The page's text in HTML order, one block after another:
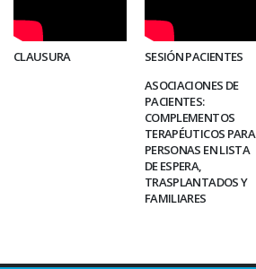
CLAUSURA
SESIÓN PACIENTES
ASOCIACIONES DE
PACIENTES:
COMPLEMENTOS
TERAPÉUTICOS PARA
PERSONAS EN LISTA
DE ESPERA,
TRASPLANTADOS Y
FAMILIARES